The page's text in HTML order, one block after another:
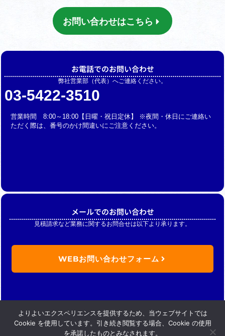
お問い合わせはこちら
お電話でのお問い合わせ
弊社営業部（代表）へご連絡ください。
03-5422-3510
営業時間 8:00～18:00【日曜・祝日定休】 ※夜間・休日にご連絡い
ただく際は、番号のかけ間違いにご注意ください。
メールでのお問い合わせ
見積請求など業務に関するお問合せは以下より承ります。
WEBお問い合わせフォーム
よりよいエクスペリエンスを提供するため、当ウェブサイトでは
Cookie を使用しています。引き続き閲覧する場合、Cookie の使用
を承諾したものとみなされます。